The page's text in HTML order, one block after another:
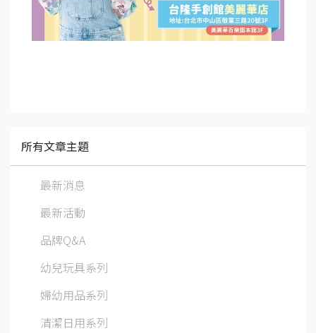
所有文章主題
最新消息
最新活動
品牌Q&A
幼兒玩具系列
婦幼用品系列
清潔日用系列